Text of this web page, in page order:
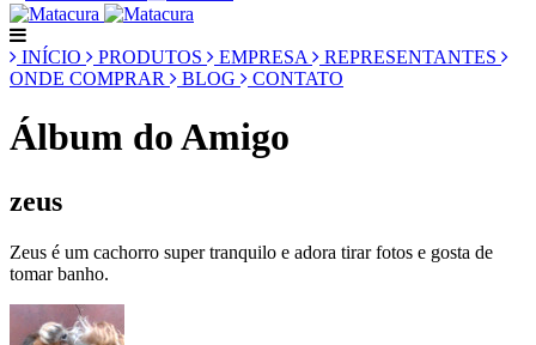
INÍCIO PRODUTOS EMPRESA
REPRESENTANTES
ONDE COMPRAR
BLOG CONTATO
Álbum do Amigo
zeus
Zeus é um cachorro super tranquilo e adora tirar fotos e gosta de
tomar banho.